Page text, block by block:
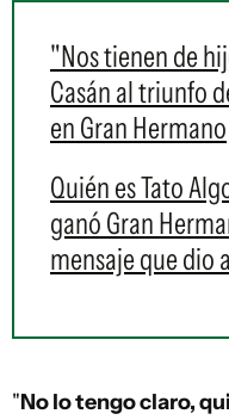
"Nos tienen de
Casán al triunfo
en Gran Hermano
Quién es Tato
ganó Gran
mensaje que dio
"No lo tengo claro,